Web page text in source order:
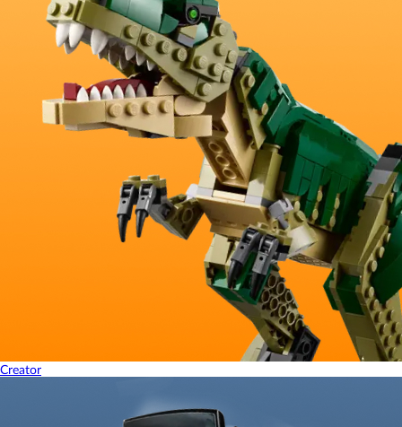
Creator